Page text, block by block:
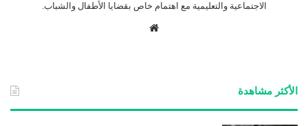
الاجتماعية والتعليمية مع اهتمام خاص بقضايا الأطفال والشباب.
الأكثر مشاهدة